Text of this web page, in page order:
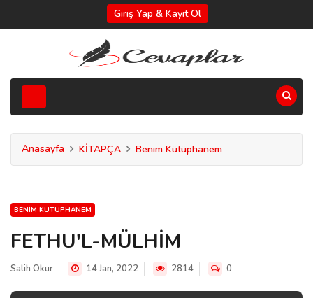
Giriş Yap & Kayıt Ol
Anasayfa KİTAPÇA Benim Kütüphanem
BENIM KÜTÜPHANEM
FETHU'L-MÜLHİM
Salih Okur 14 Jan, 2022 2814 0